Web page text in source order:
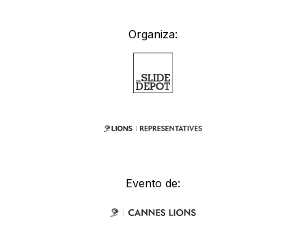
Organiza:
Evento de: